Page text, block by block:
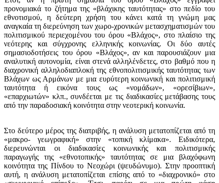
προνομιακά το ζήτημα της «βλάχικης ταυτότητας» στο πεδίο του
εθνοτισμού, η δεύτερη χρήση του κάνει κατά τη γνώμη μας
αναγκαία τη διερεύνηση των χωρο-χρονικών μετασχηματισμών του
πολιτισμικού περιεχομένου του όρου «Βλάχος», στο πλαίσιο της
νεότερης και σύγχρονης ελληνικής κοινωνίας. Οι δύο αυτές
σημασιοδοτήσεις του όρου «Βλάχος», αν και παρουσιάζουν μια
αναλυτική αυτονομία, είναι στενά αλληλένδετες, στο βαθμό που η
διαχρονική αλληλοδιαπλοκή της εθνοπολιτισμικής ταυτότητας των
Βλάχων ως Αρμάνων με μια ευρύτερη κοινωνική και πολιτισμική
ταυτότητα ή εικόνα τους ως «νομάδων», «ορεσίβιων»,
«επαρχιωτών» κλπ., συνδέεται με τις διαδικασίες μετάβασης τους
από την παραδοσιακή κοινότητα στην νεοτερική κοινωνία.
Στο δεύτερο μέρος της διατριβής, η ανάλυση μετατοπίζεται από τη
«μακρο- γεωγραφική» στην «τοπική κλίμακα». Ειδικότερα,
διερευνώνται οι διαδικασίες κοινωνικής και πολιτισμικής
παραγωγής της «εθνοτοπικής» ταυτότητας σε μια βλαχόφωνη
κοινότητα της Πίνδου το Νεοχώρι (ψευδώνυμο). Στην προοπτική
αυτή, η ανάλυση μετατοπίζεται επίσης από το «διαχρονικό» στο